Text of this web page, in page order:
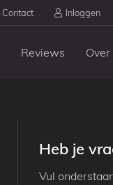
Contact Inloggen
Reviews Over
Heb je
Vul